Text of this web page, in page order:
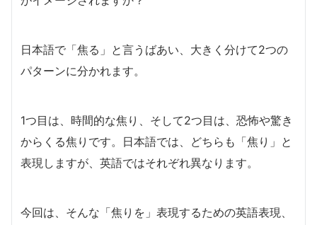
日本語で「焦る」と言うばあい、大きく分けて2つの
パターンに分かれます。
1つ目は、時間的な焦り、そして2つ目は、恐怖や驚き
からくる焦りです。日本語では、どちらも「焦り」と
表現しますが、英語ではそれぞれ異なります。
今回は、そんな「焦りを」表現するための英語表現、